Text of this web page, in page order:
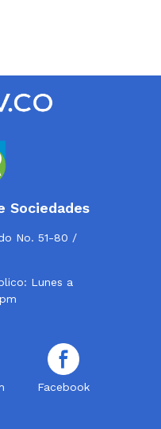
Sociedades
No. 51-80 /
Lunes a
Facebook